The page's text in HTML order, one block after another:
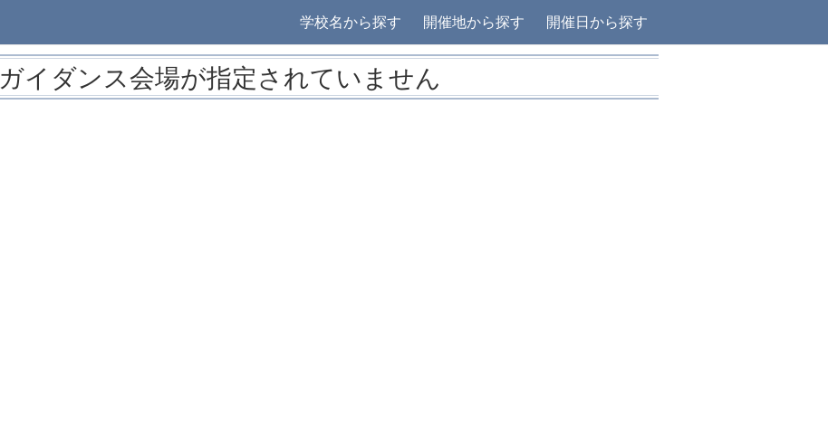
学校名から探す 開催地から探す 開催日から探す
ガイダンス会場が指定されていません